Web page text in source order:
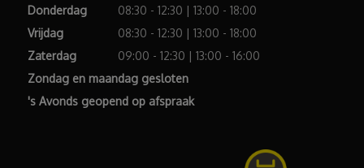
Donderdag
08:30 - 12:30 | 13:00 - 18:00
Vrijdag
08:30 - 12:30 | 13:00 - 18:00
Zaterdag
09:00 - 12:30 | 13:00 - 16:00
Zondag en maandag gesloten
's Avonds geopend op afspraak